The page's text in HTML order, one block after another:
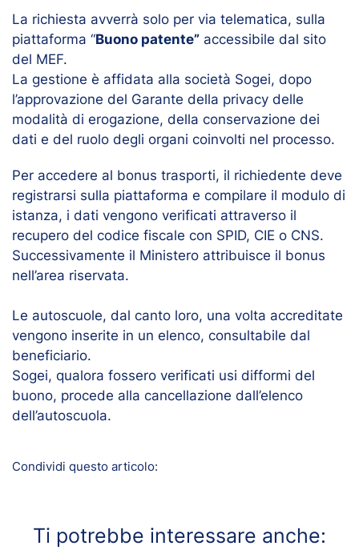
La richiesta avverrà solo per via telematica, sulla
piattaforma “Buono patente” accessibile dal sito
del MEF.
La gestione è affidata alla società Sogei, dopo
l’approvazione del Garante della privacy delle
modalità di erogazione, della conservazione dei
dati e del ruolo degli organi coinvolti nel processo.
Per accedere al bonus trasporti, il richiedente deve
registrarsi sulla piattaforma e compilare il modulo di
istanza, i dati vengono verificati attraverso il
recupero del codice fiscale con SPID, CIE o CNS.
Successivamente il Ministero attribuisce il bonus
nell’area riservata.
Le autoscuole, dal canto loro, una volta accreditate
vengono inserite in un elenco, consultabile dal
beneficiario.
Sogei, qualora fossero verificati usi difformi del
buono, procede alla cancellazione dall’elenco
dell’autoscuola.
Condividi questo articolo:
Ti potrebbe interessare anche: